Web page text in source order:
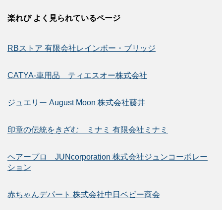
楽れび よく見られているページ
RBストア 有限会社レインボー・ブリッジ
CATYA-車用品 ティエスオー株式会社
ジュエリー August Moon 株式会社藤井
印章の伝統をきざむ ミナミ 有限会社ミナミ
ヘアープロ JUNcorporation 株式会社ジュンコーポレー
ション
赤ちゃんデパート 株式会社中日ベビー商会